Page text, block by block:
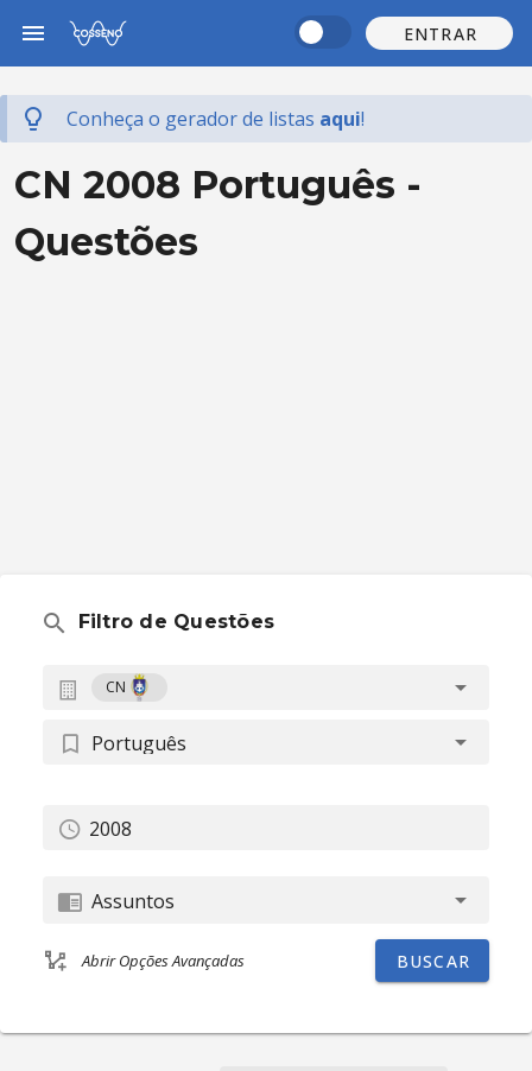
ENTRAR
Conheça o gerador de listas aqui!
CN 2008 Português -
Questões
Filtro de Questões
CN
Português
Assuntos
Abrir Opções Avançadas BUSCAR